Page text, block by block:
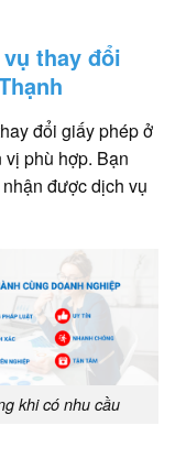
thay đổi
đổi giấy phép ở
phù hợp. Bạn
được dịch vụ
khi có nhu cầu